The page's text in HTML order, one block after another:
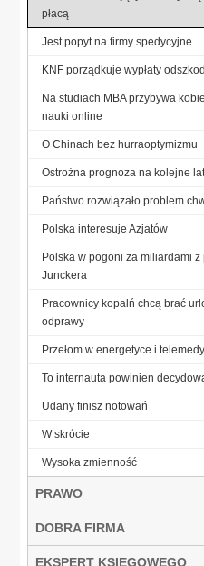
płacą
Jest popyt na firmy spedycyjne
KNF porządkuje wypłaty
Na studiach MBA przybywa
nauki online
O Chinach bez hurraoptymizmu
Ostrożna prognoza na kolejne
Państwo rozwiązało problem
Polska interesuje Azjatów
Polska w pogoni za miliardami z
Junckera
Pracownicy kopalń chcą brać
odprawy
Przełom w energetyce i
To internauta powinien
Udany finisz notowań
W skrócie
Wysoka zmienność
PRAWO
DOBRA FIRMA
EKSPERT KSIĘGOWEGO